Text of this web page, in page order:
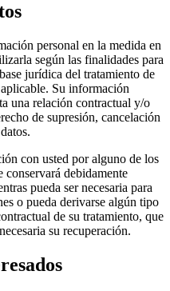
personal en la medida en
según las finalidades para
jurídica del tratamiento de
Su información
una relación contractual y/o
de supresión, cancelación
con usted por alguno de los
debidamente
pueda ser necesaria para
o pueda derivarse algún tipo
de su tratamiento, que
su recuperación.